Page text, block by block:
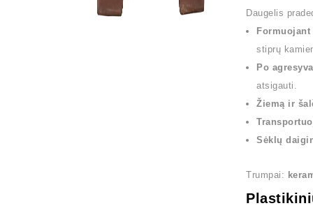
Daugelis
stiprų
Po
atsigauti.
Žiemą ir
Sėklų
Trumpai: